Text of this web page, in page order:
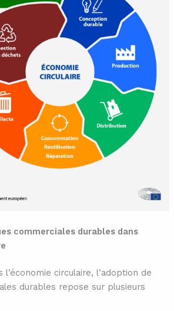
commerciales durables dans
circulaire, l’adoption de
durables repose sur plusieurs